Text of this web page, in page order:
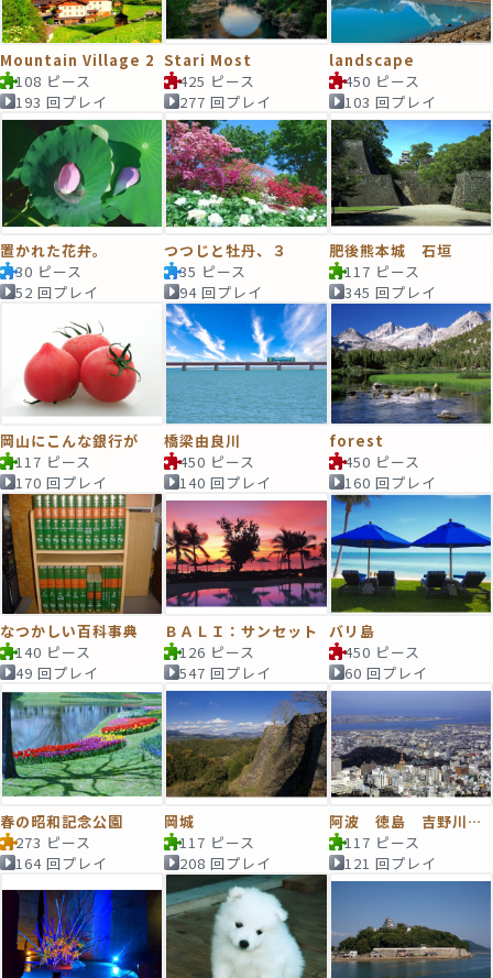
Mountain Village 2
108 ピース
193 回プレイ
Stari Most
425 ピース
277 回プレイ
landscape
450 ピース
103 回プレイ
置かれた花弁。
30 ピース
52 回プレイ
つつじと牡丹、３
35 ピース
94 回プレイ
肥後熊本城 石垣
117 ピース
345 回プレイ
岡山にこんな銀行が
117 ピース
170 回プレイ
橋梁由良川
450 ピース
140 回プレイ
forest
450 ピース
160 回プレイ
なつかしい百科事典
140 ピース
49 回プレイ
ＢＡＬＩ：サンセット
126 ピース
547 回プレイ
バリ島
450 ピース
60 回プレイ
春の昭和記念公園
273 ピース
164 回プレイ
岡城
117 ピース
208 回プレイ
阿波 徳島 吉野川河口
117 ピース
121 回プレイ